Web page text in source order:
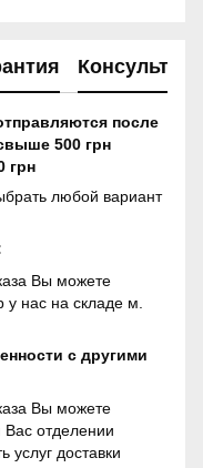
после
500 грн
грн
любой вариант
Вы можете
у нас на складе м.
с другими
Вы можете
Вас отделении
услуг доставки